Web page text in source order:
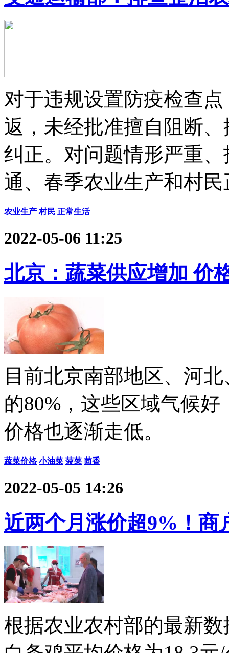
对于违规设置防疫检查
返，未经批准擅自阻断
纠正。对问题情形严重
通、春季农业生产和村
农业生产 村民 正常生活
2022-05-06 11:25
北京：蔬菜供应增加 价
目前北京南部地区、河
的80%，这些区域气候
价格也逐渐走低。
蔬菜价格 小油菜 菠菜 茴香
2022-05-05 14:26
近两个月涨价超9%！商
根据农业农村部的最新